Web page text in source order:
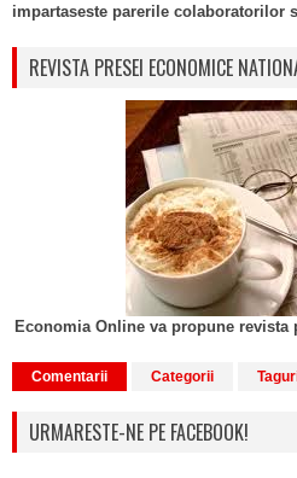
impartaseste parerile colaboratorilor
REVISTA PRESEI ECONOMICE
Economia Online va propune
Comentarii Categorii
URMARESTE-NE PE FACEBOOK!